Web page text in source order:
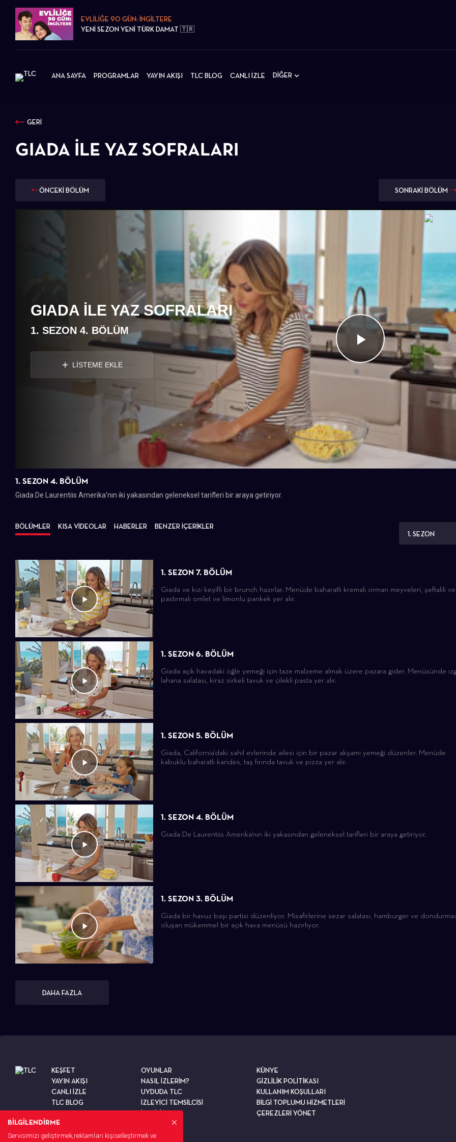
EVLİLİĞE 90 GÜN: İNGİLTERE
YENİ SEZON YENİ TÜRK DAMAT 🇹🇷
ANA SAYFA PROGRAMLAR YAYIN AKIŞI TLC BLOG CANLI İZLE DİĞER
GERİ
GIADA İLE YAZ SOFRALARI
ÖNCEKİ BÖLÜM SONRAKİ BÖLÜM
Videoyu
GIADA İLE YAZ SOFRALARI
1. SEZON 4. BÖLÜM
LİSTEME EKLE
1. SEZON 4. BÖLÜM
Giada De Laurentiis Amerika'nın iki yakasından geleneksel tarifleri bir araya getiriyor.
BÖLÜMLER KISA VİDEOLAR HABERLER
BENZER İÇERİKLER
1. SEZON
1. SEZON 7. BÖLÜM
Giada ve kızı keyifli bir brunch hazırlar. Menüde baharatlı kremalı orman meyveleri, şeftalili ve
pastırmalı omlet ve limonlu pankek yer alır.
1. SEZON 6. BÖLÜM
Giada açık havadaki öğle yemeği için taze malzeme almak üzere pazara gider. Menüsünde
lahana salatası, kiraz sirkeli tavuk ve çilekli pasta yer alır.
1. SEZON 5. BÖLÜM
Giada, California'daki sahil evlerinde ailesi için bir pazar akşamı yemeği düzenler. Menüde
kabuklu baharatlı karides, taş fırında tavuk ve pizza yer alır.
1. SEZON 4. BÖLÜM
Giada De Laurentiis Amerika'nın iki yakasından geleneksel tarifleri bir araya getiriyor.
1. SEZON 3. BÖLÜM
Giada bir havuz başı partisi düzenliyor. Misafirlerine sezar salatası, hamburger ve
oluşan mükemmel bir açık hava menüsü hazırlıyor.
DAHA FAZLA
KEŞFET
YAYIN AKIŞI
CANLI İZLE
TLC BLOG
TESTLER
OYUNLAR
NASIL İZLERİM?
UYDUDA TLC
İZLEYİCİ TEMSİLCİSİ
İLETİŞİM
KÜNYE
GİZLİLİK POLİTİKASI
KULLANIM KOŞULLARI
BİLGİ TOPLUMU HİZMETLERİ
ÇEREZLERİ YÖNET
BİLGİLENDİRME
Servisimizi geliştirmek,reklamları kişiselleştirmek ve